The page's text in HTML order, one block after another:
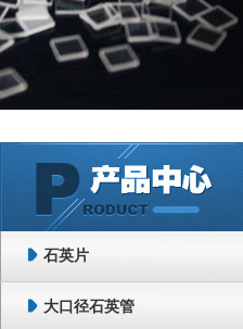
石英片
大口径石英管